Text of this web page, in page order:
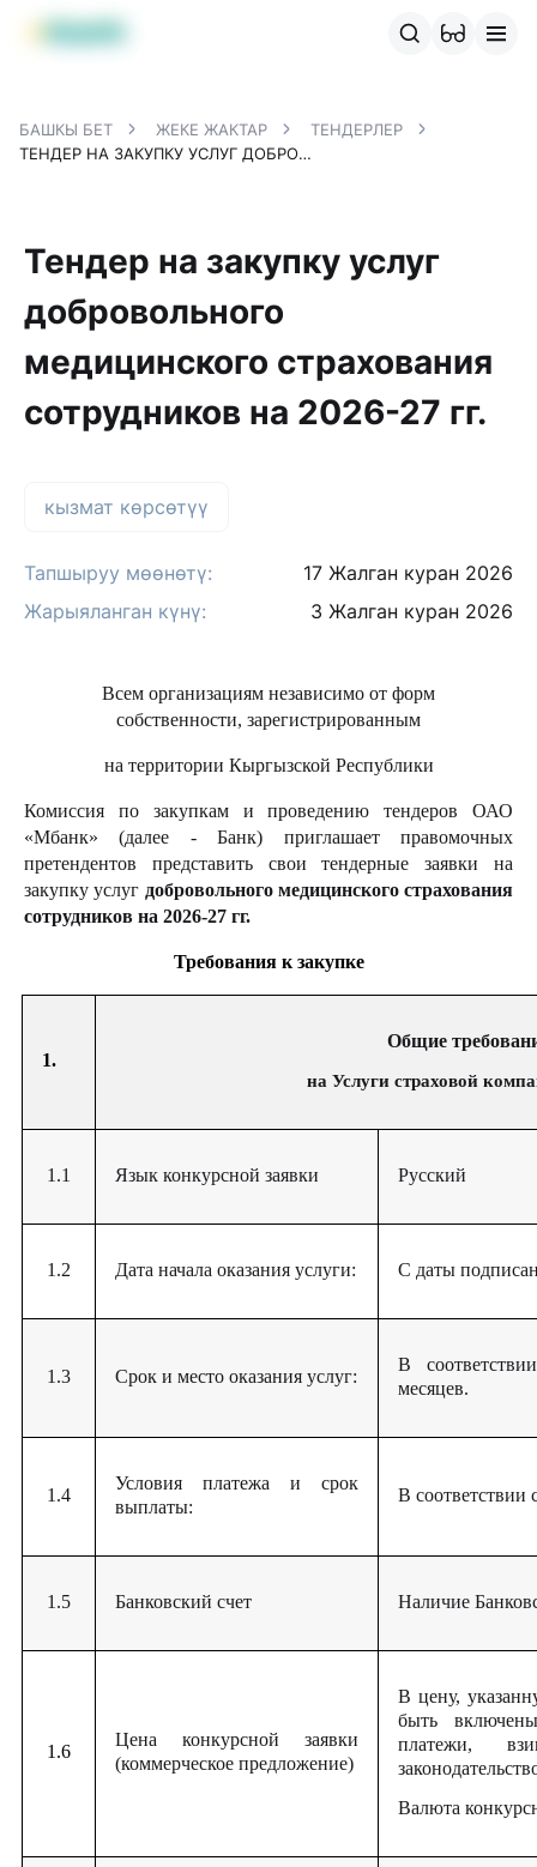
MBANK өнүмдөрү
БАШКЫ БЕТ ЖЕКЕ ЖАКТАР
ТЕНДЕРЛЕР
ТЕНДЕР НА ЗАКУПКУ УСЛУГ ДОБРОВОЛЬНОГО МЕДИЦИНСКОГО СТРАХОВАНИЯ СОТРУДНИКОВ НА 2026-27 ГГ.
Тендер на закупку услуг
добровольного
медицинского страхования
сотрудников на 2026-27 гг.
кызмат көрсөтүү
Тапшыруу мөөнөтү:
17 Жалган куран 2026
Жарыяланган күнү:
3 Жалган куран 2026
Всем организациям независимо от форм
собственности, зарегистрированным
на территории Кыргызской Республики
Комиссия по закупкам и проведению тендеров ОАО
«Мбанк» (далее - Банк) приглашает правомочных
претендентов представить свои тендерные заявки на
закупку услуг добровольного медицинского страхования
сотрудников на 2026-27 гг.
Требования к закупке
1.
Общие
на Услуги страховой
1.1 Язык конкурсной заявки Русский
1.2 Дата начала оказания услуги: С даты
1.3 Срок и место оказания услуг:
В
месяцев.
1.4
Условия платежа и срок
выплаты:
В соответствии
1.5 Банковский счет Наличие
1.6
Цена конкурсной заявки
(коммерческое предложение)
В цену,
быть
платежи,
Валюта